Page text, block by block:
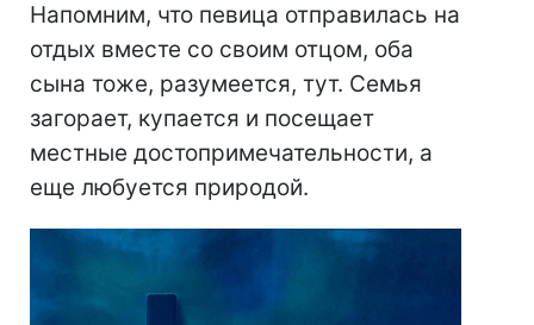
Напомним, что певица отправилась на
отдых вместе со своим отцом, оба
сына тоже, разумеется, тут. Семья
загорает, купается и посещает
местные достопримечательности, а
еще любуется природой.